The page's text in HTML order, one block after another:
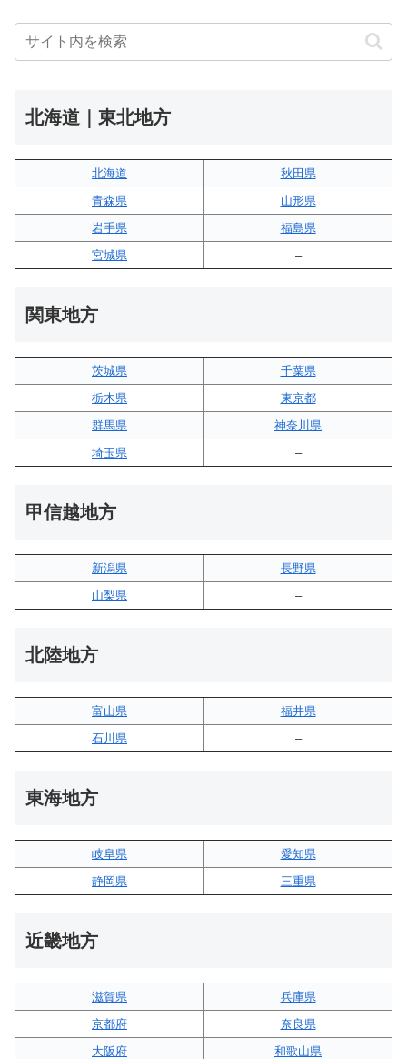
北海道｜東北地方
北海道
秋田県
青森県
山形県
岩手県
福島県
宮城県
–
関東地方
茨城県
千葉県
栃木県
東京都
群馬県
神奈川県
埼玉県
–
甲信越地方
新潟県
長野県
山梨県
–
北陸地方
富山県
福井県
石川県
–
東海地方
岐阜県
愛知県
静岡県
三重県
近畿地方
滋賀県
兵庫県
京都府
奈良県
大阪府
和歌山県